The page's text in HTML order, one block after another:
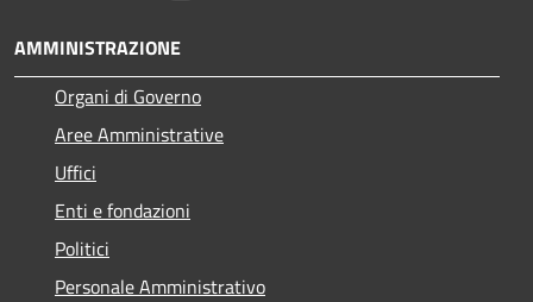
AMMINISTRAZIONE
Organi di Governo
Aree Amministrative
Uffici
Enti e fondazioni
Politici
Personale Amministrativo